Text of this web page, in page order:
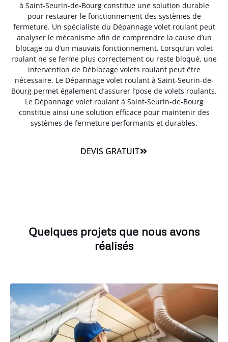
à Saint-Seurin-de-Bourg constitue une solution durable
pour restaurer le fonctionnement des systèmes de
fermeture. Un spécialiste du Dépannage volet roulant peut
analyser le mécanisme afin de comprendre la cause d’un
blocage ou d’un mauvais fonctionnement. Lorsqu’un volet
roulant ne se ferme plus correctement ou reste bloqué, une
intervention de Déblocage volets roulant peut être
nécessaire. Le Dépannage volet roulant à Saint-Seurin-de-
Bourg permet également d’assurer l’pose de volets roulants.
Le Dépannage volet roulant à Saint-Seurin-de-Bourg
constitue ainsi une solution efficace pour maintenir des
systèmes de fermeture performants et durables.
DEVIS GRATUIT
Quelques projets que nous avons
réalisés